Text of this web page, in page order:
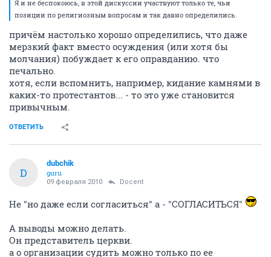
Я и не беспокоюсь, в этой дискуссии участвуют только те, чьи
позиции по религиозным вопросам и так давно определились.
причём настолько хорошо определились, что даже
мерзкий факт вместо осуждения (или хотя бы
молчания) побуждает к его оправданию. что
печально.
хотя, если вспомнить, например, кидание камнями в
каких-то протестантов... - то это уже становится
привычным.
ОТВЕТИТЬ
D
dubchik
guru
09 февраля 2010 Docent
Не "но даже если согласиться" а - "СОГЛАСИТЬСЯ"
А выводы можно делать.
Он представитель церкви.
а о организации судить можно только по ее